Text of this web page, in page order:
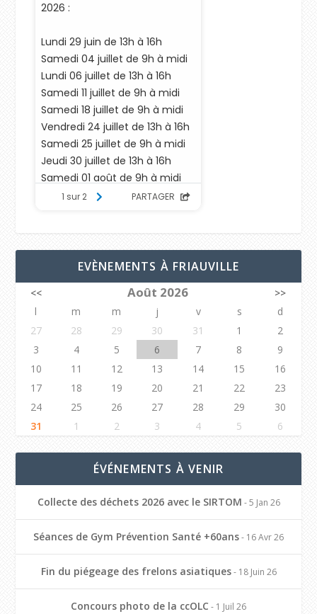
EVÈNEMENTS À FRIAUVILLE
<< Août 2026
>>
l
m m j v s
d
27
28 29 30 31 1
2
3
4 5 6 7 8
9
10
11 12 13 14 15
16
17
18 19 20 21 22
23
24
25 26 27 28 29
30
31
1 2 3 4 5 6
ÉVÉNEMENTS À VENIR
Collecte des déchets 2026 avec le SIRTOM - 5 Jan 26
Séances de Gym Prévention Santé +60ans- 16 Avr 26
Fin du piégeage des frelons asiatiques- 18 Juin 26
Concours photo de la ccOLC - 1 Juil 26